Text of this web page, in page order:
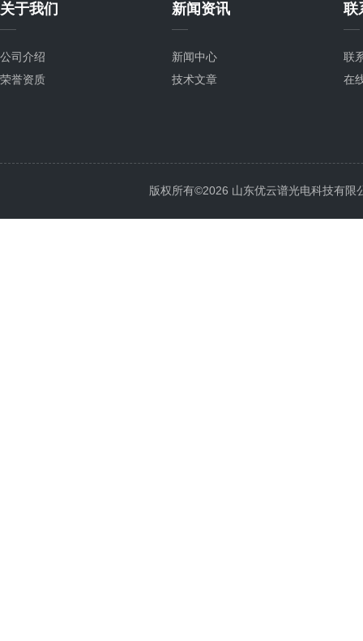
关于我们
公司介绍
荣誉资质
新闻资讯
新闻中心
技术文章
联
联
在
版权所有©2026 山东优云谱光电科技有